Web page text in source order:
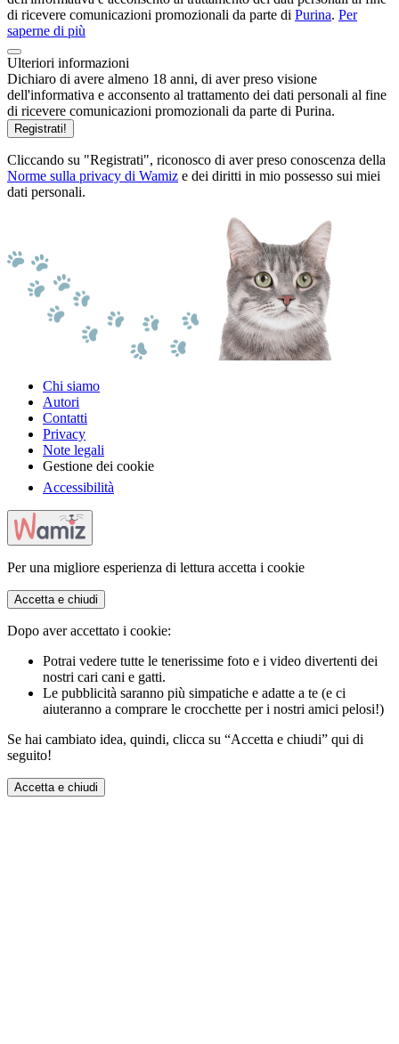
di ricevere comunicazioni promozionali da parte di Purina. Per
saperne di più
Ulteriori informazioni
Dichiaro di avere almeno 18 anni, di aver preso visione
dell'informativa e acconsento al trattamento dei dati personali al fine
di ricevere comunicazioni promozionali da parte di Purina.
Registrati!
Cliccando su "Registrati", riconosco di aver preso conoscenza della
Norme sulla privacy di Wamiz e dei diritti in mio possesso sui miei
dati personali.
Chi siamo
Autori
Contatti
Privacy
Note legali
Gestione dei cookie
Accessibilità
Per una migliore esperienza di lettura accetta i cookie
Accetta e chiudi
Dopo aver accettato i cookie:
Potrai vedere tutte le tenerissime foto e i video divertenti dei
nostri cari cani e gatti.
Le pubblicità saranno più simpatiche e adatte a te (e ci
aiuteranno a comprare le crocchette per i nostri amici pelosi!)
Se hai cambiato idea, quindi, clicca su “Accetta e chiudi” qui di
seguito!
Accetta e chiudi